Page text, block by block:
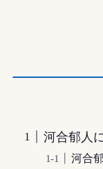
河合郁人
河合